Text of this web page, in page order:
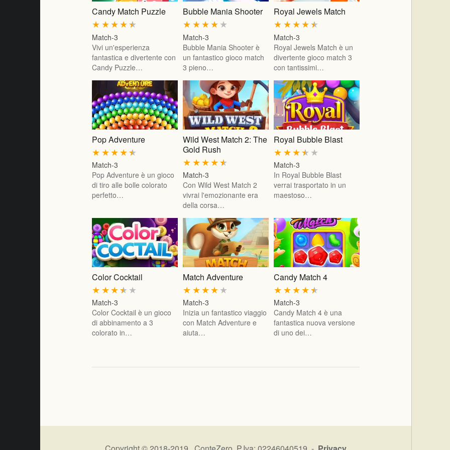
Candy Match Puzzle
★
★
★
★
★
Match-3
Vivi un'esperienza
fantastica e divertente con
Candy Puzzle…
Bubble Mania Shooter
★
★
★
★
★
Match-3
Bubble Mania Shooter è
un fantastico gioco match
3 pieno…
Royal Jewels Match
★
★
★
★
★
Match-3
Royal Jewels Match è un
divertente gioco match 3
con tantissimi…
Pop Adventure
★
★
★
★
★
Match-3
Pop Adventure è un gioco
di tiro alle bolle colorato
perfetto…
Wild West Match 2: The
Gold Rush
★
★
★
★
★
Match-3
Con Wild West Match 2
vivrai l'emozionante era
della corsa…
Royal Bubble Blast
★
★
★
★
★
Match-3
In Royal Bubble Blast
verrai trasportato in un
maestoso…
Color Cocktail
★
★
★
★
★
Match-3
Color Cocktail è un gioco
di abbinamento a 3
colorato in…
Match Adventure
★
★
★
★
★
Match-3
Inizia un fantastico viaggio
con Match Adventure e
aiuta…
Candy Match 4
★
★
★
★
★
Match-3
Candy Match 4 è una
fantastica nuova versione
di uno dei…